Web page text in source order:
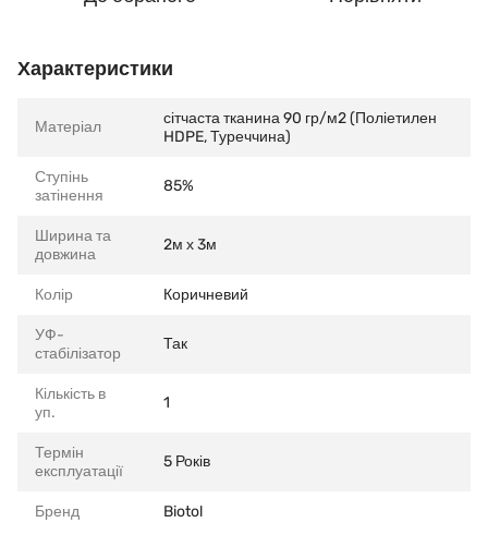
Характеристики
Матеріал
сітчаста тканина 90 гр/м2 (Поліетилен
HDPE, Туреччина)
Ступінь
затінення
85%
Ширина та
довжина
2м х 3м
Колір Коричневий
УФ-
стабілізатор
Так
Кількість в
уп.
1
Термін
експлуатації
5 Років
Бренд Biotol